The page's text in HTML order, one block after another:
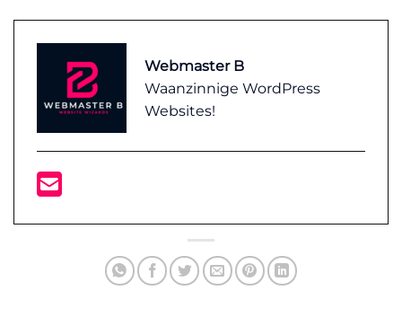
Webmaster B
Waanzinnige WordPress
Websites!